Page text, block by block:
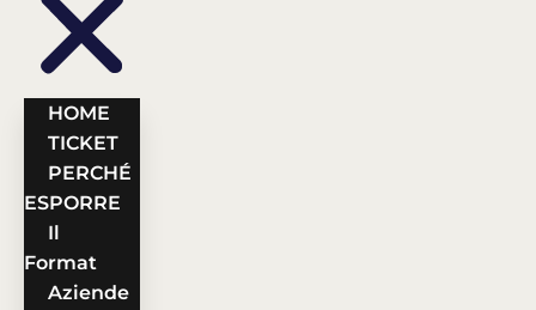
HOME
TICKET
PERCHÉ
ESPORRE
Il
Format
Aziende